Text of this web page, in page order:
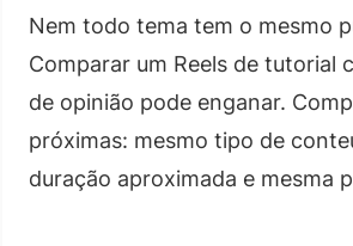
Nem todo tema tem o mesmo
Comparar um Reels de tutorial
de opinião pode enganar.
próximas: mesmo tipo de
duração aproximada e mesma